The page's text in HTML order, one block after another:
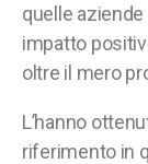
quelle
impatto
oltre il mero
L’hanno
riferimento in